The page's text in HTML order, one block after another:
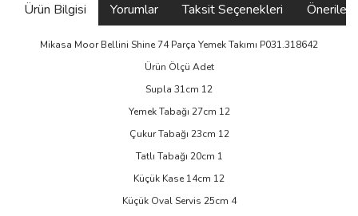
Ürün Bilgisi Yorumlar Taksit Seçenekleri
Mikasa Moor Bellini Shine 74 Parça Yemek Takımı P031.318642
Ürün Ölçü Adet
Supla 31cm 12
Yemek Tabağı 27cm 12
Çukur Tabağı 23cm 12
Tatlı Tabağı 20cm 1
Küçük Kase 14cm 12
Küçük Oval Servis 25cm 4